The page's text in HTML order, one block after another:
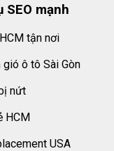
SEO mạnh
tận nơi
gió ô tô Sài Gòn
nứt
HCM
USA